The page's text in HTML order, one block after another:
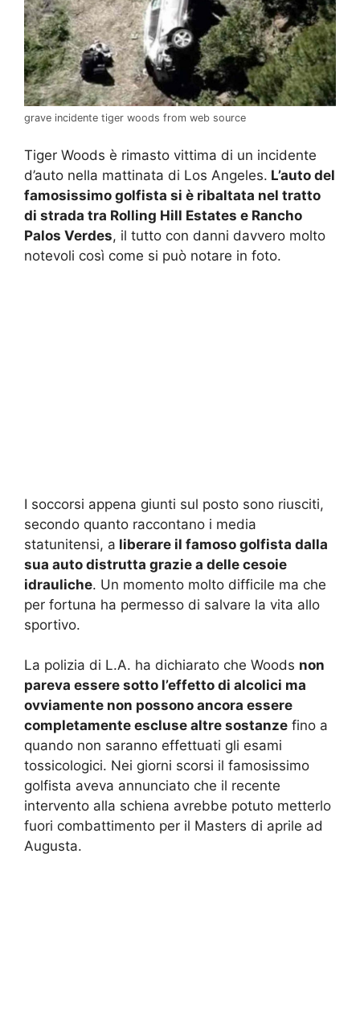
grave incidente tiger woods from web source
Tiger Woods è rimasto vittima di un incidente
d’auto nella mattinata di Los Angeles. L’auto del
famosissimo golfista si è ribaltata nel tratto
di strada tra Rolling Hill Estates e Rancho
Palos Verdes, il tutto con danni davvero molto
notevoli così come si può notare in foto.
I soccorsi appena giunti sul posto sono riusciti,
secondo quanto raccontano i media
statunitensi, a liberare il famoso golfista dalla
sua auto distrutta grazie a delle cesoie
idrauliche. Un momento molto difficile ma che
per fortuna ha permesso di salvare la vita allo
sportivo.
La polizia di L.A. ha dichiarato che Woods non
pareva essere sotto l’effetto di alcolici ma
ovviamente non possono ancora essere
completamente escluse altre sostanze fino a
quando non saranno effettuati gli esami
tossicologici. Nei giorni scorsi il famosissimo
golfista aveva annunciato che il recente
intervento alla schiena avrebbe potuto metterlo
fuori combattimento per il Masters di aprile ad
Augusta.